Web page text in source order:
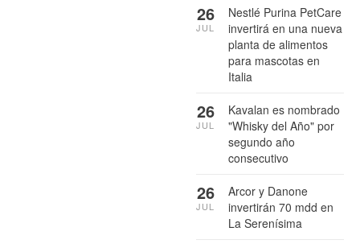
Nestlé Purina PetCare
invertirá en una nueva
planta de alimentos
para mascotas en
Italia
26
JUL
Kavalan es nombrado
"Whisky del Año" por
segundo año
consecutivo
26
JUL
Arcor y Danone
invertirán 70 mdd en
La Serenísima
26
JUL